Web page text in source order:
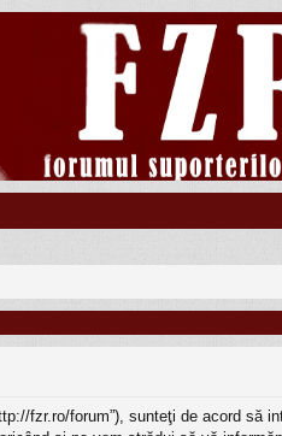
fzr.ro/forum”), sunteţi de acord